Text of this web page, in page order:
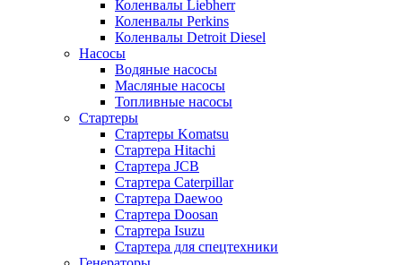
Коленвалы Liebherr
Коленвалы Perkins
Коленвалы Detroit Diesel
Насосы
Водяные насосы
Масляные насосы
Топливные насосы
Стартеры
Стартеры Komatsu
Стартера Hitachi
Стартера JCB
Стартера Caterpillar
Стартера Daewoo
Стартера Doosan
Стартера Isuzu
Стартера для спецтехники